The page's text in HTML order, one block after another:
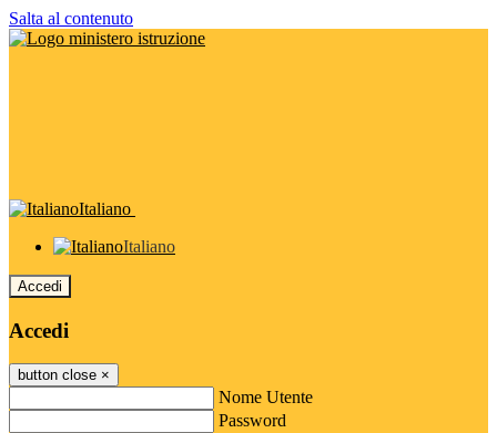
Salta al contenuto
Italiano
Italiano
Accedi
Accedi
button close ×
Nome Utente
Password